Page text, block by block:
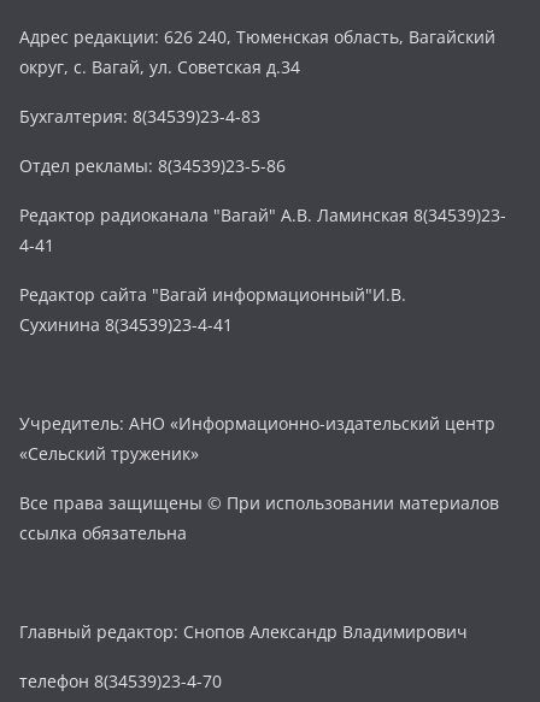
Адрес редакции: 626 240, Тюменская область, Вагайский
округ, с. Вагай, ул. Советская д.34
Бухгалтерия: 8(34539)23-4-83
Отдел рекламы: 8(34539)23-5-86
Редактор радиоканала "Вагай" А.В. Ламинская 8(34539)23-
4-41
Редактор сайта "Вагай информационный"И.В.
Сухинина 8(34539)23-4-41
Учредитель: АНО «Информационно-издательский центр
«Сельский труженик»
Все права защищены © При использовании материалов
ссылка обязательна
Главный редактор: Снопов Александр Владимирович
телефон 8(34539)23-4-70